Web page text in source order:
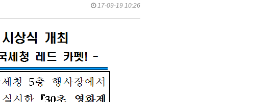
17-09-19 10:26